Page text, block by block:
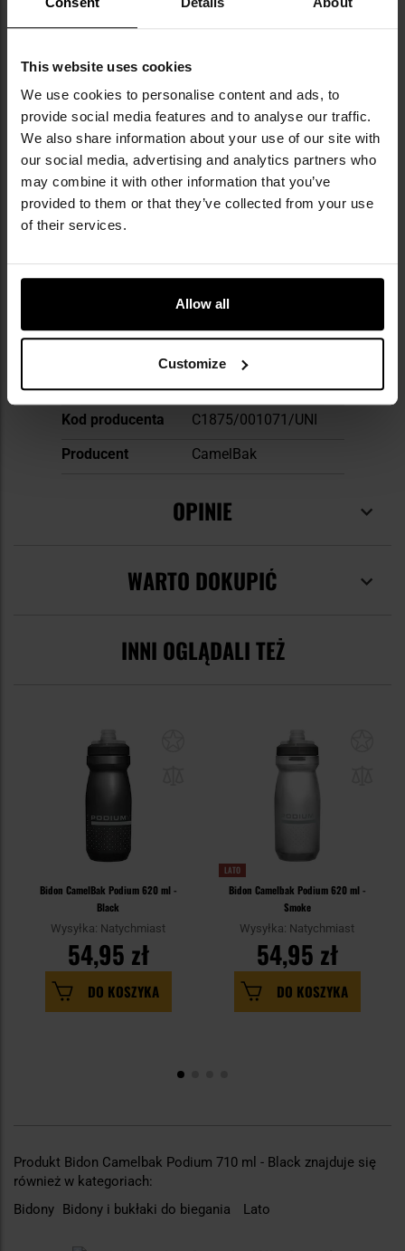
This website uses cookies
We use cookies to personalise content and ads, to
provide social media features and to analyse our traffic.
We also share information about your use of our site with
our social media, advertising and analytics partners who
may combine it with other information that you’ve
provided to them or that they’ve collected from your use
of their services.
Allow all
Customize
wprowadziła butelki wolne od BPA, dbając
zarówno o zdrowie użytkowników, jak i o
środowisko. W ofercie znajdują się plecaki
hydracyjne, bidony, rękawice i akcesoria
outdoorowe. CamelBak prowadzi także program
Give Bak, wspierając ochronę przyrody, edukację
outdoorową i zrównoważony rozwój.
Więcej
EAN
886798014739
Kod producenta
C1875/001071/UNI
Producent
CamelBak
OPINIE
WARTO DOKUPIĆ
INNI OGLĄDALI TEŻ
Bidon CamelBak Podium 620 ml -
Black
Wysyłka: Natychmiast
54,95 zł
DO KOSZYKA
LATO
Bidon Camelbak Podium 620 ml -
Smoke
Wysyłka: Natychmiast
54,95 zł
DO KOSZYKA
Produkt Bidon Camelbak Podium 710 ml - Black znajduje się
również w kategoriach:
Bidony Bidony i bukłaki do biegania Lato